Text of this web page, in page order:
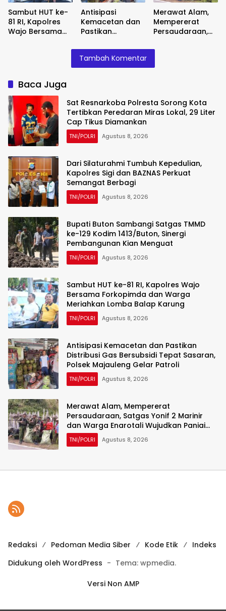
Sambut HUT ke-
81 RI, Kapolres
Wajo Bersama
Karung
Antisipasi
Kemacetan dan
Pastikan
Bersubsidi Tepat
Sasaran, Polsek
Majauleng Gelar
Merawat Alam,
Mempererat
Persaudaraan,
Marinir dan
Wujudkan Paniai
Tambah Komentar
Baca Juga
Sat Resnarkoba Polresta Sorong Kota
Tertibkan Peredaran Miras Lokal, 29 Liter
Cap Tikus Diamankan
TNI/POLRI Agustus 8, 2026
Dari Silaturahmi Tumbuh Kepedulian,
Kapolres Sigi dan BAZNAS Perkuat
Semangat Berbagi
TNI/POLRI Agustus 8, 2026
Bupati Buton Sambangi Satgas TMMD
ke-129 Kodim 1413/Buton, Sinergi
Pembangunan Kian Menguat
TNI/POLRI Agustus 8, 2026
Sambut HUT ke-81 RI, Kapolres Wajo
Bersama Forkopimda dan Warga
Meriahkan Lomba Balap Karung
TNI/POLRI Agustus 8, 2026
Antisipasi Kemacetan dan Pastikan
Distribusi Gas Bersubsidi Tepat Sasaran,
Polsek Majauleng Gelar Patroli
TNI/POLRI Agustus 8, 2026
Merawat Alam, Mempererat
Persaudaraan, Satgas Yonif 2 Marinir
dan Warga Enarotali Wujudkan Paniai
Bersih, Indonesia Asri
TNI/POLRI Agustus 8, 2026
Redaksi Pedoman Media Siber Kode Etik
Indeks
Didukung oleh WordPress - Tema: wpmedia.
Versi Non AMP